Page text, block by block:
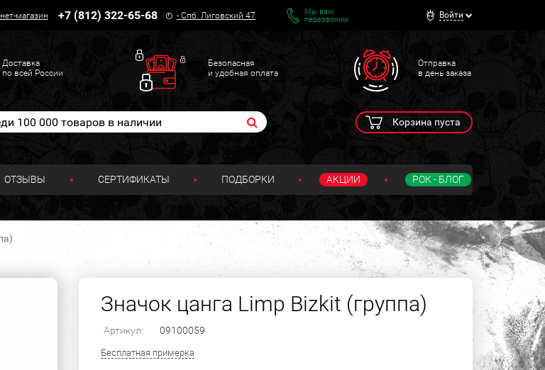
магазин +7 (812) 322-65-68 -Спб. Лиговский 47
Мы вам
перезвоним
Войти
Доставка
по всей России
Безопасная
и удобная оплата
Отправка
в день заказа
Корзина пуста
ОТЗЫВЫ СЕРТИФИКАТЫ ПОДБОРКИ АКЦИИ РОК - БЛОГ
Значок цанга Limp Bizkit (группа)
Артикул: 09100059
Бесплатная примерка